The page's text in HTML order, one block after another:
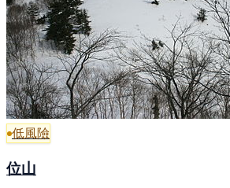
低風險
位山